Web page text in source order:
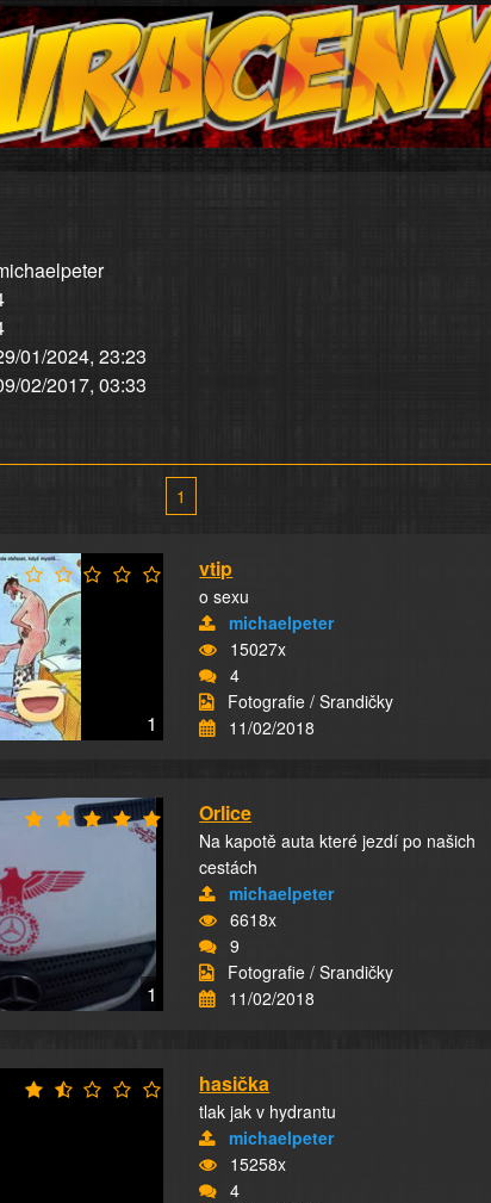
01/2024, 23:23
02/2017, 03:33
1
1
vtip
o sexu
michaelpeter
15027x
4
Fotografie / Srandičky
11/02/2018
1
Orlice
Na kapotě auta které jezdí po našich
cestách
michaelpeter
6618x
9
Fotografie / Srandičky
11/02/2018
hasička
tlak jak v hydrantu
michaelpeter
15258x
4